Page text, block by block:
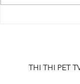
THI THI PET